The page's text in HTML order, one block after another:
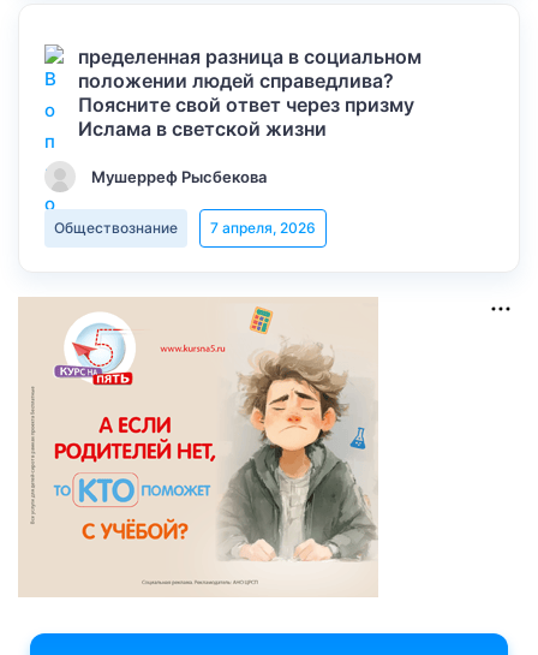
пределенная разница в социальном
положении людей справедлива?
Поясните свой ответ через призму
Ислама в светской жизни
Мушерреф Рысбекова
Обществознание 7 апреля, 2026